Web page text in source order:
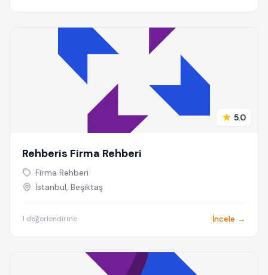
5.0
Rehberis Firma Rehberi
Firma Rehberi
İstanbul, Beşiktaş
1 değerlendirme İncele →